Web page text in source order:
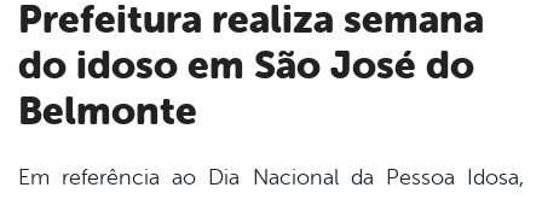
Prefeitura realiza semana
do idoso em São José do
Belmonte
Em referência ao Dia Nacional da Pessoa Idosa,